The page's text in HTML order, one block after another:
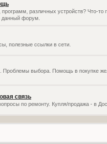
различных устройств? Что-то
данный форум.
полезные ссылки в сети.
выбора. Помощь в покупке
связь
по ремонту. Купля/продажа - в